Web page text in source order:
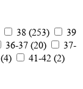
38 (253)
39
36-37 (20)
37-
(4) 41-42 (2)